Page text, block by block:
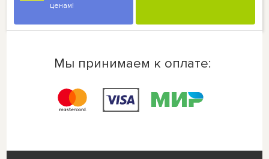
ценам!
Мы принимаем к оплате: